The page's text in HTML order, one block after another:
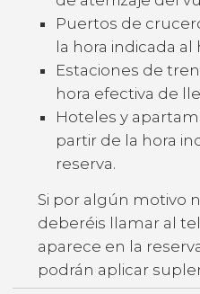
Puertos de
la hora indicada al
Estaciones de
hora efectiva de
Hoteles y
partir de la hora
reserva.
Si por algún motivo
deberéis llamar al
aparece en la
podrán aplicar